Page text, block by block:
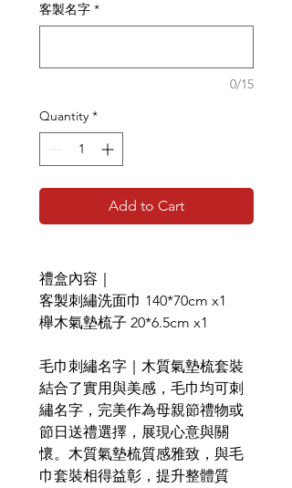
客製名字 *
0/15
Quantity *
Add to Cart
禮盒內容｜
客製刺繡洗面巾 140*70cm x1
櫸木氣墊梳子 20*6.5cm x1
毛巾刺繡名字｜木質氣墊梳套裝
結合了實用與美感，毛巾均可刺
繡名字，完美作為母親節禮物或
節日送禮選擇，展現心意與關
懷。木質氣墊梳質感雅致，與毛
巾套裝相得益彰，提升整體質